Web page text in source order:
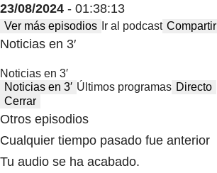
23/08/2024 - 01:38:13
Ver más episodios Ir al podcast Compartir
Noticias en 3′
Noticias en 3′
Noticias en 3′ Últimos programas Directo
Cerrar
Otros episodios
Cualquier tiempo pasado fue anterior
Tu audio se ha acabado.